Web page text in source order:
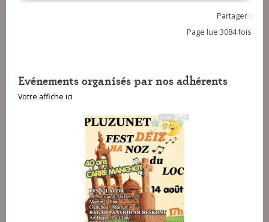
Partager :
Page lue 3084 fois
Evénements organisés par nos adhérents
Votre affiche ici